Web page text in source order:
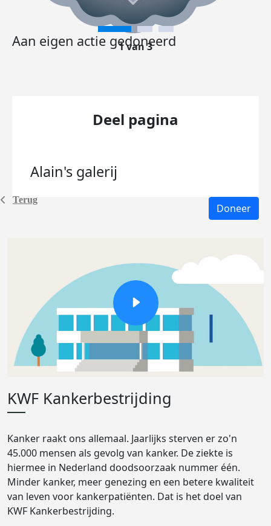
Terug
Aan eigen actie gedoneerd
1 van 3
Deel pagina
Alain's galerij
Doneer
KWF Kankerbestrijding
Kanker raakt ons allemaal. Jaarlijks sterven er zo'n
45.000 mensen als gevolg van kanker. De ziekte is
hiermee in Nederland doodsoorzaak nummer één.
Minder kanker, meer genezing en een betere kwaliteit
van leven voor kankerpatiënten. Dat is het doel van
KWF Kankerbestrijding.